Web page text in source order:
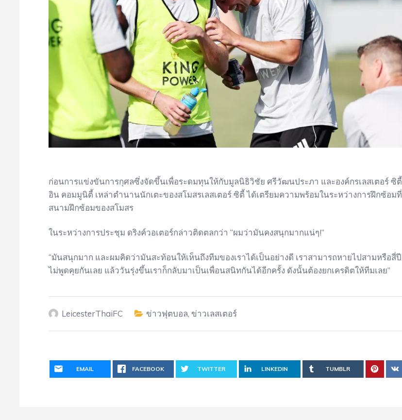
ก่อนการแข่งขันการกุศลซึ่งจัดขึ้นเพื่อระดมทุนให้กับมูลนิธิวิชัย ศรีวัฒนประภา และองค์กรเลสเตอร์ ซิตี้
อิน คอมมูนิตี้ เหล่าตำนานนักเตะของสโมสรเลสเตอร์ ซิตี้ ได้เตรียมความพร้อมในระหว่างการฝึกซ้อมที่
สนามฝึกซ้อมของสโมสร
ในระหว่างการประชุม ดริงค์วอเตอร์กล่าวติดตลกว่า “ผมว่ามันคงสนุกมากแน่ๆ!”
“มันสนุกมาก และผมคิดว่ามันสะท้อนให้เห็นถึงทีมของเราได้เป็นอย่างดี เราสามารถหายไปสามหรือสี่ปี
ไม่พูดคุยกันเลย แล้ววันรุ่งขึ้นเราก็กลับมาเป็นเพื่อนสนิทกันได้อีกครั้ง ดังนั้นต้องยกเครดิตให้ทีมเลย”
LeicesterThaiFC ข่าวฟุตบอล, ข่าวเลสเตอร์
EMAIL FACEBOOK TWITTER LINKEDIN TUMBLR